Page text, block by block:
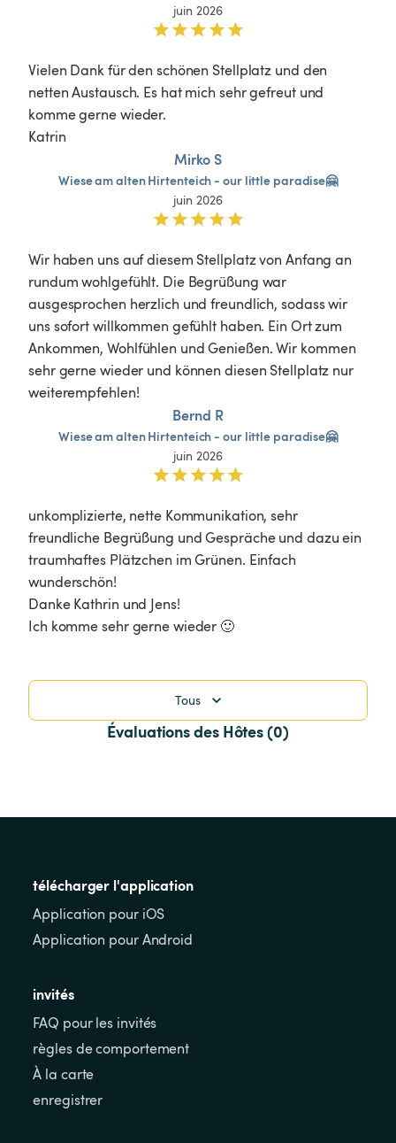
juin 2026
Vielen Dank für den schönen Stellplatz und den
netten Austausch. Es hat mich sehr gefreut und
komme gerne wieder.
Katrin
Mirko S
WieseamaltenHirtenteich - our little paradise🤗
juin 2026
Wir haben uns auf diesem Stellplatz von Anfang an
rundum wohlgefühlt. Die Begrüßung war
ausgesprochen herzlich und freundlich, sodass wir
uns sofort willkommen gefühlt haben. Ein Ort zum
Ankommen, Wohlfühlen und Genießen. Wir kommen
sehr gerne wieder und können diesen Stellplatz nur
weiterempfehlen!
Bernd R
WieseamaltenHirtenteich - our little paradise🤗
juin 2026
unkomplizierte, nette Kommunikation, sehr
freundliche Begrüßung und Gespräche und dazu ein
traumhaftes Plätzchen im Grünen. Einfach
wunderschön!
Danke Kathrin und Jens!
Ich komme sehr gerne wieder 🙂
Tous
Évaluations des Hôtes (0)
télécharger l'application
Application pour iOS
Application pour Android
invités
FAQ pour les invités
règles de comportement
À la carte
enregistrer